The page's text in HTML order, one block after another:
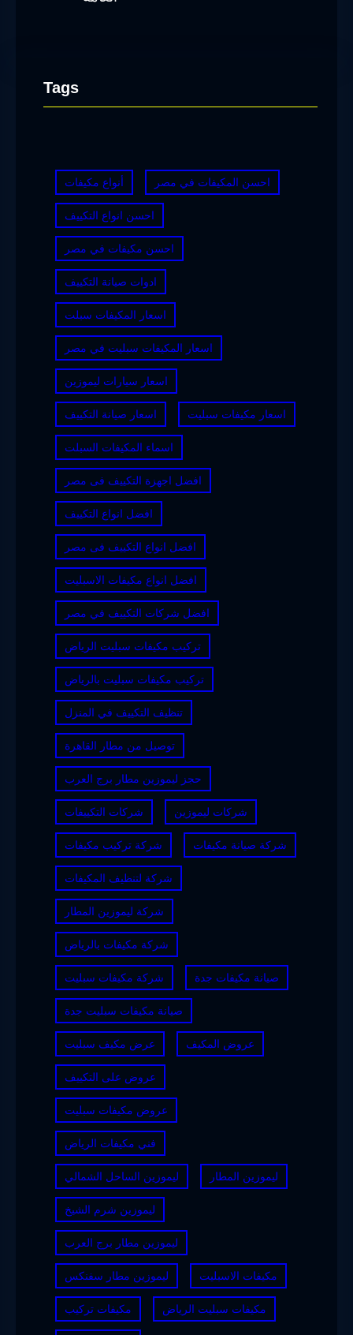
Tags
أنواع مكيفات احسن المكيفات في مصر
احسن انواع التكييف
احسن مكيفات في مصر
ادوات صيانة التكييف
اسعار المكيفات سبلت
اسعار المكيفات سبليت في مصر
اسعار سيارات ليموزين
اسعار صيانة التكييف اسعار مكيفات سبليت
اسماء المكيفات السبلت
افضل اجهزة التكييف فى مصر
افضل انواع التكييف
افضل انواع التكييف فى مصر
افضل انواع مكيفات الاسبليت
افضل شركات التكييف في مصر
تركيب مكيفات سبليت الرياض
تركيب مكيفات سبليت بالرياض
تنظيف التكييف في المنزل
توصيل من مطار القاهرة
حجز ليموزين مطار برج العرب
شركات التكييفات شركات ليموزين
شركة تركيب مكيفات شركة صيانة مكيفات
شركة لتنظيف المكيفات
شركة ليموزين المطار
شركة مكيفات بالرياض
شركة مكيفات سبليت صيانة مكيفات جدة
صيانة مكيفات سبليت جدة
عرض مكيف سبليت عروض المكيف
عروض على التكييف
عروض مكيفات سبليت
فني مكيفات الرياض
ليموزين الساحل الشمالي ليموزين المطار
ليموزين شرم الشيخ
ليموزين مطار برج العرب
ليموزين مطار سفنكس مكيفات الاسبليت
مكيفات تركيب مكيفات سبليت الرياض